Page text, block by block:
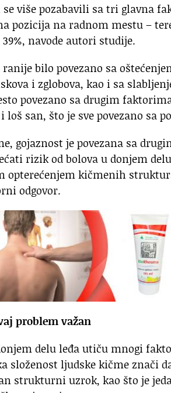
više pozabavili sa tri glavna
pozicija na radnom mestu –
navode autori studije.
ranije bilo povezano sa
i zglobova, kao i sa
povezano sa drugim
loš san, što je sve povezano sa
gojaznost je povezana sa
rizik od bolova u donjem
opterećenjem kičmenih
odgovor.
problem važan
delu leđa utiču mnogi
složenost ljudske kičme znači
strukturni uzrok, kao što je